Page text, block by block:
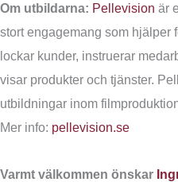
Om utbildarna: Pellevision är
stort engagemang som hjälper
lockar kunder, instruerar
visar produkter och tjänster.
utbildningar inom
Mer info: pellevision.se
Varmt välkommen önskar